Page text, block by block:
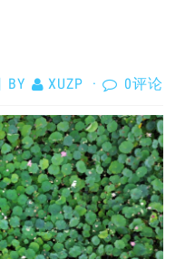
BY XUZP · 0评论